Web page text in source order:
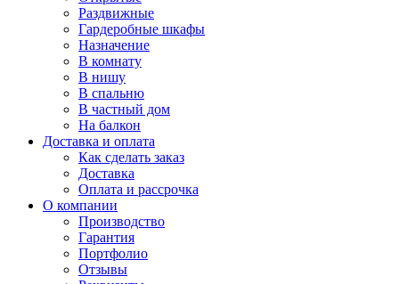
Раздвижные
Гардеробные шкафы
Назначение
В комнату
В нишу
В спальню
В частный дом
На балкон
Доставка и оплата
Как сделать заказ
Доставка
Оплата и рассрочка
О компании
Производство
Гарантия
Портфолио
Отзывы